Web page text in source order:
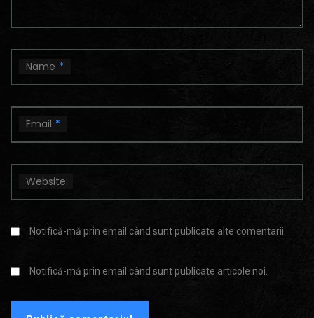
Name *
Email *
Website
Notifică-mă prin email când sunt publicate alte comentarii.
Notifică-mă prin email când sunt publicate articole noi.